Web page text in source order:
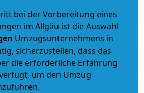
bei der Vorbereitung eines
im Allgäu ist die Auswahl
Umzugsunternehmens in
sicherzustellen, dass das
die erforderliche Erfahrung
um den Umzug